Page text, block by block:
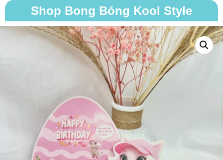
Shop Bong Bóng Kool Style